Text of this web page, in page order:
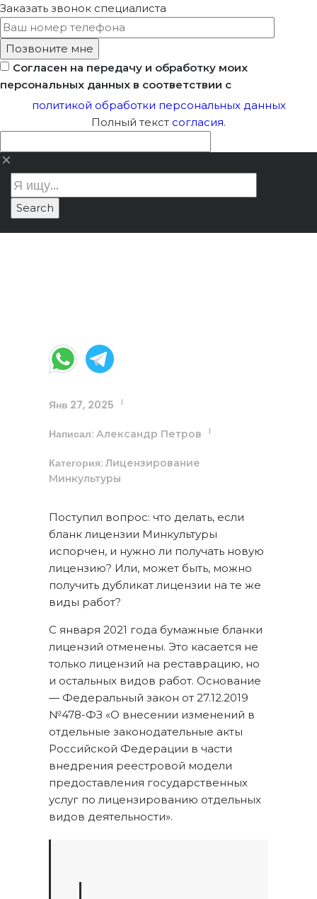
Заказать звонок специалиста
Согласен на передачу и обработку моих
персональных данных в соответствии с
политикой обработки персональных данных
Полный текст согласия.
Янв 27, 2025 |
Написал: Александр Петров |
Категория: Лицензирование
Минкультуры
Поступил вопрос: что делать, если
бланк лицензии Минкультуры
испорчен, и нужно ли получать новую
лицензию? Или, может быть, можно
получить дубликат лицензии на те же
виды работ?
С января 2021 года бумажные бланки
лицензий отменены. Это касается не
только лицензий на реставрацию, но
и остальных видов работ. Основание
— Федеральный закон от 27.12.2019
№478-ФЗ «О внесении изменений в
отдельные законодательные акты
Российской Федерации в части
внедрения реестровой модели
предоставления государственных
услуг по лицензированию отдельных
видов деятельности».